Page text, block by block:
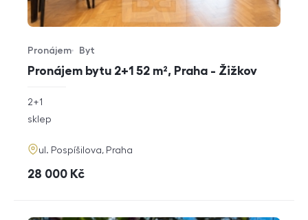
Pronájem bytu 2+1 52 m², Praha - Žižkov
Typ nabídky
Pronájem
Typ nemovitosti
Byt
rozměry
2+1
funkce
sklep
adresa
ul. Pospíšilova, Praha
cena
28 000 Kč